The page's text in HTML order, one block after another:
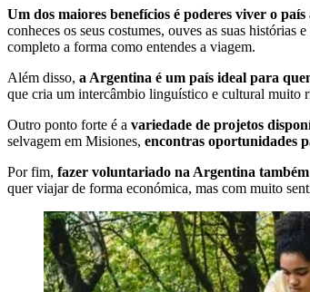
Um dos maiores benefícios é poderes viver o
conheces os seus costumes, ouves as suas
completo a forma como entendes a viagem.
Além disso, a Argentina é um país ideal para
que cria um intercâmbio linguístico e cultural muito
Outro ponto forte é a variedade de projetos
selvagem em Misiones, encontras oportunidades
Por fim, fazer voluntariado na Argentina
quer viajar de forma económica, mas com muito